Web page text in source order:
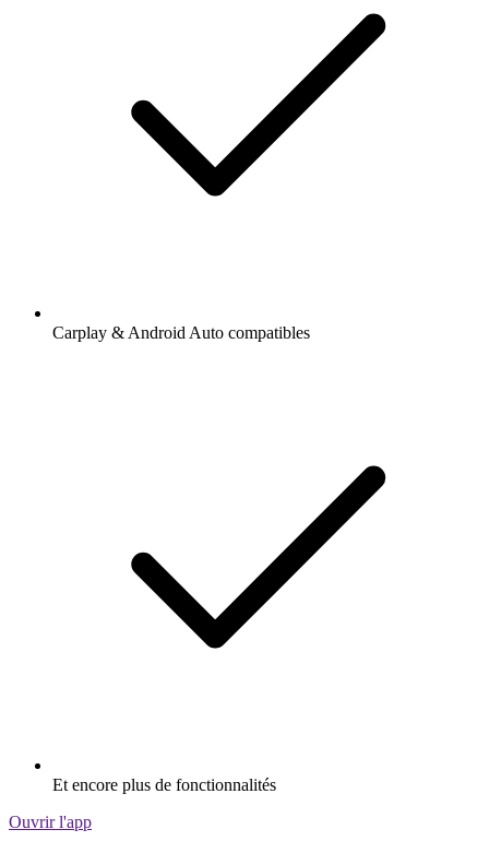
Carplay & Android Auto compatibles
Et encore plus de fonctionnalités
Ouvrir l'app